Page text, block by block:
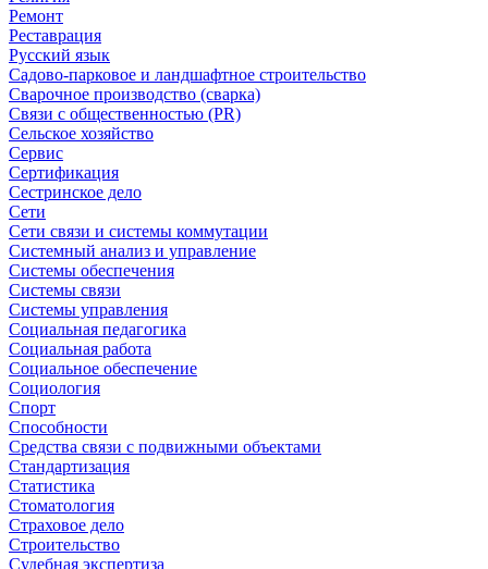
Ремонт
Реставрация
Русский язык
Садово-парковое и ландшафтное строительство
Сварочное производство (сварка)
Связи с общественностью (PR)
Сельское хозяйство
Сервис
Сертификация
Сестринское дело
Сети
Сети связи и системы коммутации
Системный анализ и управление
Системы обеспечения
Системы связи
Системы управления
Социальная педагогика
Социальная работа
Социальное обеспечение
Социология
Спорт
Способности
Средства связи с подвижными объектами
Стандартизация
Статистика
Стоматология
Страховое дело
Строительство
Судебная экспертиза